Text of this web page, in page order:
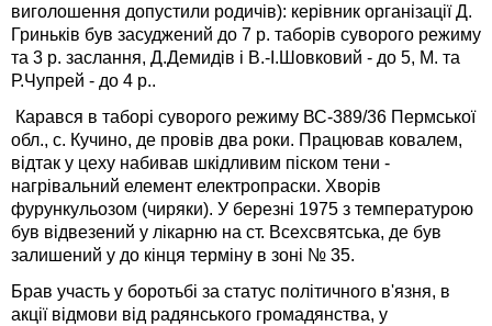
виголошення допустили родичів): керівник організації Д.
Гриньків був засуджений до 7 р. таборів суворого режиму
та 3 р. заслання, Д.Демидів і В.-І.Шовковий - до 5, М. та
Р.Чупрей - до 4 р..
Карався в таборі суворого режиму ВС-389/36 Пермської
обл., с. Кучино, де провів два роки. Працював ковалем,
відтак у цеху набивав шкідливим піском тени -
нагрівальний елемент електропраски. Хворів
фурункульозом (чиряки). У березні 1975 з температурою
був відвезений у лікарню на ст. Всехсвятська, де був
залишений у до кінця терміну в зоні № 35.
Брав участь у боротьбі за статус політичного в'язня, в
акції відмови від радянського громадянства, у